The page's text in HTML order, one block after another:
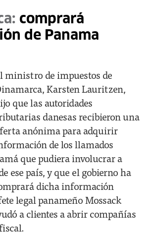
comprará
de Panama
ministro de impuestos de
Karsten Lauritzen,
que las autoridades
danesas recibieron una
anónima para adquirir
de los llamados
que pudiera involucrar a
ese país, y que el gobierno ha
dicha información
legal panameño Mossack
a clientes a abrir compañías